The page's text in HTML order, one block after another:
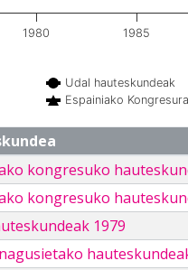
Udal hauteskundeak
Espainiako
1980 1985
kongresuko
kongresuko
1979